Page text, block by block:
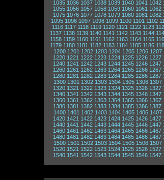
1035 1036 1037 1038 1039 1040 1041 1042
1055 1056 1057 1058 1059 1060 1061 1062
1075 1076 1077 1078 1079 1080 1081 1082
1095 1096 1097 1098 1099 1100 1101 1102
1116 1117 1118 1119 1120 1121 1122 1123
1137 1138 1139 1140 1141 1142 1143 1144
1158 1159 1160 1161 1162 1163 1164 1165
1179 1180 1181 1182 1183 1184 1185 1186
1200 1201 1202 1203 1204 1205 1206 1207
1220 1221 1222 1223 1224 1225 1226 1227
1240 1241 1242 1243 1244 1245 1246 1247
1260 1261 1262 1263 1264 1265 1266 1267
1280 1281 1282 1283 1284 1285 1286 1287
1300 1301 1302 1303 1304 1305 1306 1307
1320 1321 1322 1323 1324 1325 1326 1327
1340 1341 1342 1343 1344 1345 1346 1347
1360 1361 1362 1363 1364 1365 1366 1367
1380 1381 1382 1383 1384 1385 1386 1387
1400 1401 1402 1403 1404 1405 1406 1407
1420 1421 1422 1423 1424 1425 1426 1427
1440 1441 1442 1443 1444 1445 1446 1447
1460 1461 1462 1463 1464 1465 1466 1467
1480 1481 1482 1483 1484 1485 1486 1487
1500 1501 1502 1503 1504 1505 1506 1507
1520 1521 1522 1523 1524 1525 1526 1527
1540 1541 1542 1543 1544 1545 1546 1547